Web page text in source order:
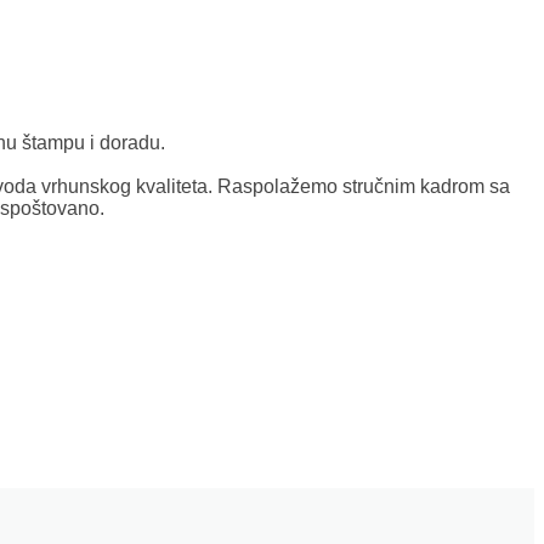
štampu i doradu.
vrhunskog kvaliteta. Raspolažemo stručnim kadrom sa